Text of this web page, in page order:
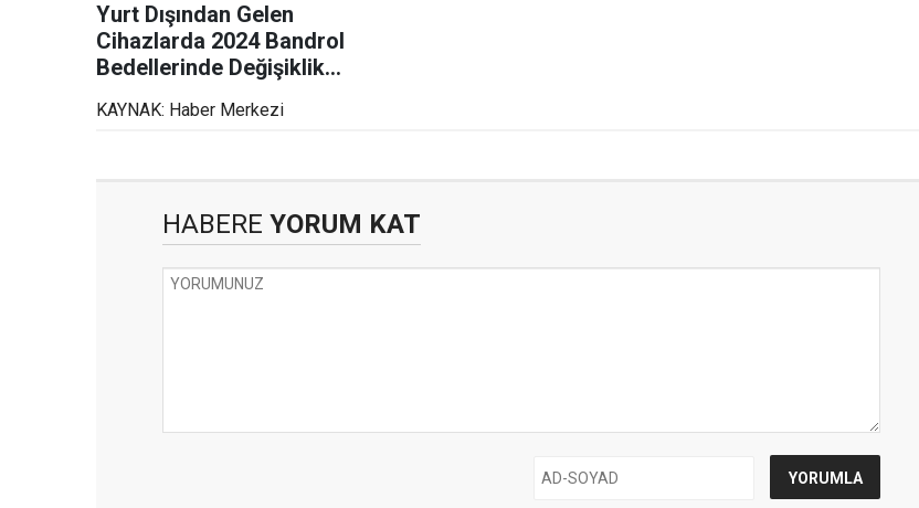
Yurt Dışından Gelen
Cihazlarda 2024 Bandrol
Bedellerinde Değişiklik
KAYNAK: Haber Merkezi
HABERE YORUM KAT